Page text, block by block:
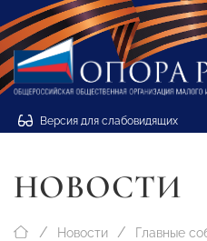
Версия для слабовидящих
НОВОСТИ
Новости Главные